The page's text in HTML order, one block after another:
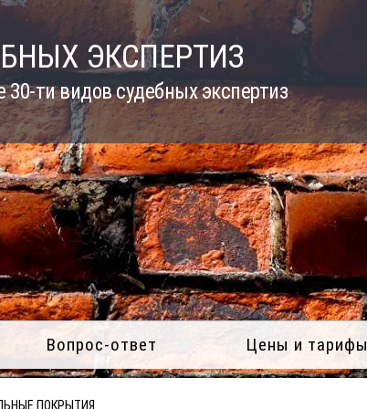
ЭКСПЕРТИЗ
ти видов судебных экспертиз
Вопрос-ответ Цены и тарифы
ПОКРЫТИЯ